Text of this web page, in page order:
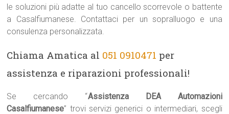
le soluzioni più adatte al tuo cancello scorrevole o battente
a Casalfiumanese. Contattaci per un sopralluogo e una
consulenza personalizzata.
Chiama Amatica al 051 0910471 per
assistenza e riparazioni professionali!
Se cercando “Assistenza DEA Automazioni
Casalfiumanese” trovi servizi generici o intermediari, scegli